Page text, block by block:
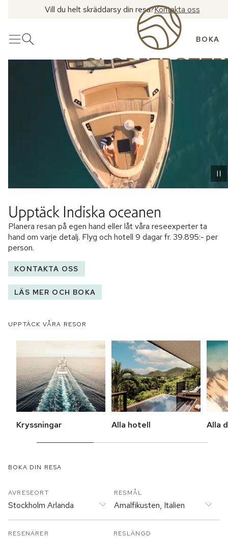
Vill du helt skräddarsy din resa?Kontakta oss
MenyÖppna sök BOKA
Upptäck Indiska oceanen
Planera resan på egen hand eller låt våra reseexperter ta
hand om varje detalj. Flyg och hotell 9 dagarfr. 39.895:- per
person.
KONTAKTA OSS
LÄS MER OCH BOKA
UPPTÄCK VÅRA RESOR
Kryssningar Alla hotell Alla
BOKA DIN RESA
AVRESEORT
Stockholm Arlanda
RESMÅL
Amalfikusten, Italien
RESLÄNGD
RESENÄRER